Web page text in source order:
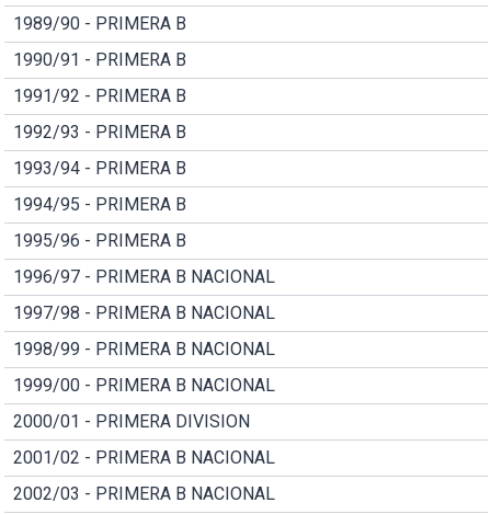
1989/90 - PRIMERA B
1990/91 - PRIMERA B
1991/92 - PRIMERA B
1992/93 - PRIMERA B
1993/94 - PRIMERA B
1994/95 - PRIMERA B
1995/96 - PRIMERA B
1996/97 - PRIMERA B NACIONAL
1997/98 - PRIMERA B NACIONAL
1998/99 - PRIMERA B NACIONAL
1999/00 - PRIMERA B NACIONAL
2000/01 - PRIMERA DIVISION
2001/02 - PRIMERA B NACIONAL
2002/03 - PRIMERA B NACIONAL